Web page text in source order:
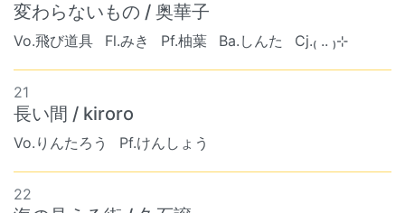
変わらないもの / 奥華子
Vo.飛び道具 Fl.みき Pf.柚葉 Ba.しんた Cj.₍ .. ₎⊹
21
長い間 / kiroro
Vo.りんたろう Pf.けんしょう
22